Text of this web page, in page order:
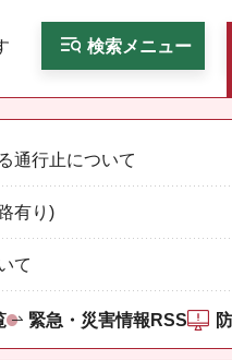
検索メニュー
通行止について
有り)
て
緊急・災害情報RSS